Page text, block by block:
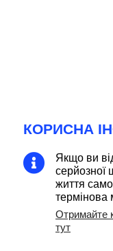
КОРИСНА

Якщо ви
серйозної
життя
термінова
Отримайте
тут